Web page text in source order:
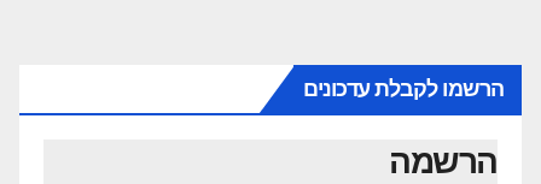
הרשמו לקבלת עדכונים
הרשמה